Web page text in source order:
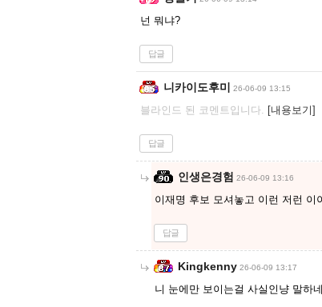
넌 뭐냐?
답글
니카이도후미 26-06-09 13:15
블라인드 된 코멘트입니다. [내용보기]
답글
인생은경험 26-06-09 13:16
이재명 후보 모셔놓고 이런 저런
답글
Kingkenny 26-06-09 13:17
니 눈에만 보이는걸 사실인냥 말하네